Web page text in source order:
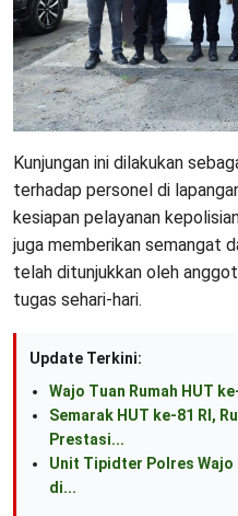
Kunjungan ini dilakukan
terhadap personel di
kesiapan pelayanan
juga memberikan semangat
telah ditunjukkan oleh
tugas sehari-hari.
Update Terkini:
Wajo Tuan Rumah HUT
Semarak HUT ke-81 RI,
Prestasi...
Unit Tipidter Polres Wajo
di...